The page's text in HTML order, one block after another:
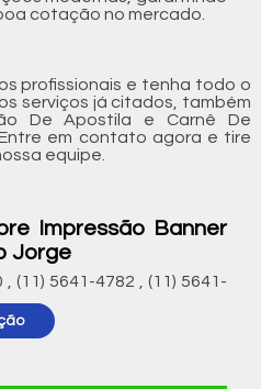
cotação no mercado.
profissionais e tenha todo o
serviços já citados, também
De Apostila e Carnê De
em contato agora e tire
equipe.
Impressão Banner
Jorge
,(11) 5641-4782 ,(11) 5641-